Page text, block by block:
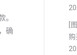
。
确
[